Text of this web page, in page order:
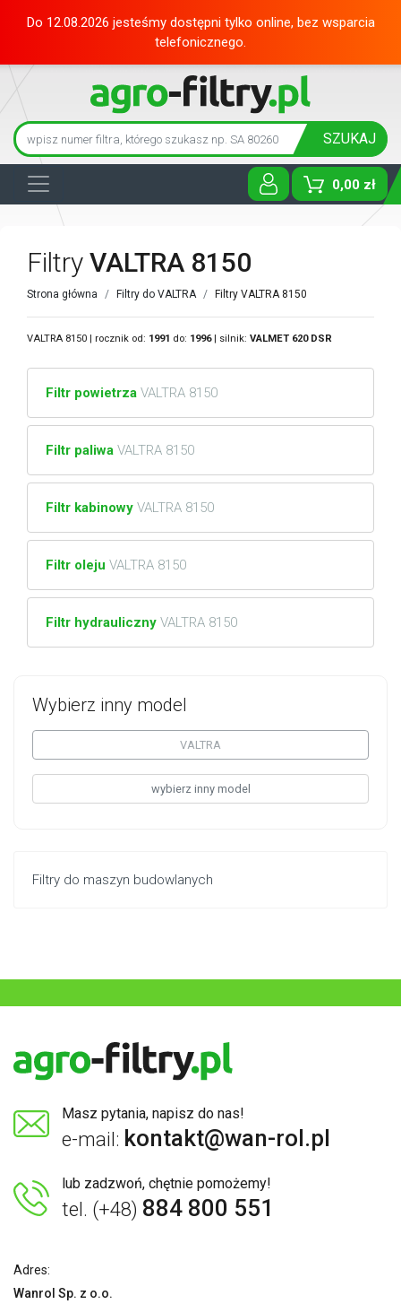
Do 12.08.2026 jesteśmy dostępni tylko online, bez wsparcia
telefonicznego.
SZUKAJ
0,00 zł
Toggle
Wybierz inny model
VALTRA
wybierz inny model
Filtry do maszyn budowlanych
Filtry VALTRA 8150
Strona główna Filtry do VALTRA Filtry VALTRA 8150
VALTRA 8150 | rocznik od: 1991 do: 1996| silnik: VALMET 620 DSR
Filtr powietrza VALTRA 8150
Filtr paliwa VALTRA 8150
Filtr kabinowy VALTRA 8150
Filtr oleju VALTRA 8150
Filtr hydrauliczny VALTRA 8150
Masz pytania, napisz do nas!
e-mail: kontakt@wan-rol.pl
lub zadzwoń, chętnie pomożemy!
tel. (+48) 884 800 551
Adres:
Wanrol Sp. z o.o.